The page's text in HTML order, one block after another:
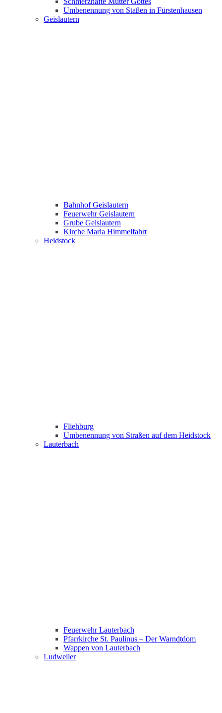
Umbenennung von Staßen in Fürstenhausen
Geislautern
Bahnhof Geislautern
Feuerwehr Geislautern
Grube Geislautern
Kirche Maria Himmelfahrt
Heidstock
Fliehburg
Umbenennung von Straßen auf dem Heidstock
Lauterbach
Feuerwehr Lauterbach
Pfarrkirche St. Paulinus – Der Warndtdom
Wappen von Lauterbach
Ludweiler